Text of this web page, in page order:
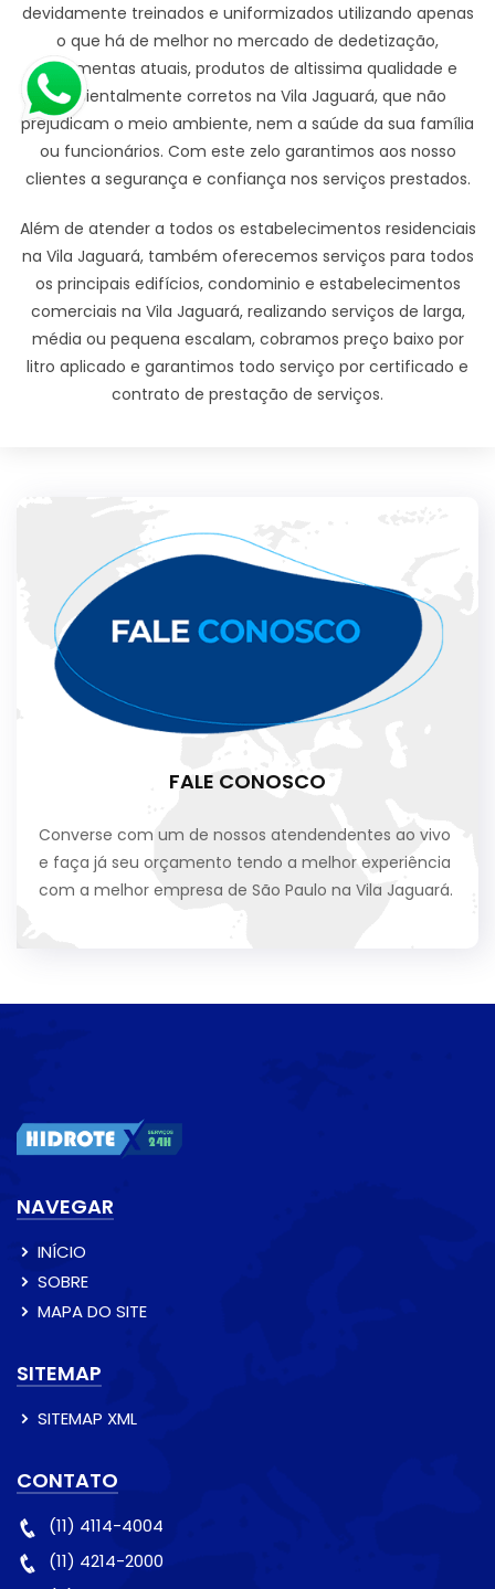
devidamente treinados e uniformizados utilizando apenas
o que há de melhor no mercado de dedetização,
ferramentas atuais, produtos de altissima qualidade e
ambientalmente corretos na Vila Jaguará, que não
prejudicam o meio ambiente, nem a saúde da sua família
ou funcionários. Com este zelo garantimos aos nosso
clientes a segurança e confiança nos serviços prestados.
Além de atender a todos os estabelecimentos residenciais
na Vila Jaguará, também oferecemos serviços para todos
os principais edifícios, condominio e estabelecimentos
comerciais na Vila Jaguará, realizando serviços de larga,
média ou pequena escalam, cobramos preço baixo por
litro aplicado e garantimos todo serviço por certificado e
contrato de prestação de serviços.
FALE CONOSCO
Converse com um de nossos atendendentes ao vivo
e faça já seu orçamento tendo a melhor experiência
com a melhor empresa de São Paulo na Vila Jaguará.
NAVEGAR
INÍCIO
SOBRE
MAPA DO SITE
SITEMAP
SITEMAP XML
CONTATO
(11) 4114-4004
(11) 4214-2000